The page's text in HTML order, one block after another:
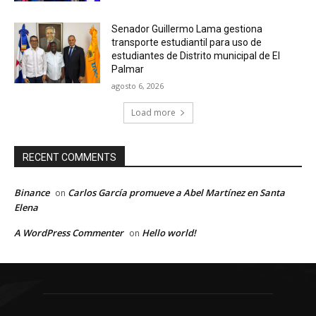
Senador Guillermo Lama gestiona
transporte estudiantil para uso de
estudiantes de Distrito municipal de El
Palmar
agosto 6, 2026
Load more
RECENT COMMENTS
Binance on Carlos García promueve a Abel Martínez en Santa
Elena
A WordPress Commenter on Hello world!